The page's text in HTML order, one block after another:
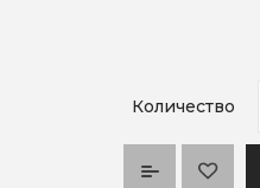
Количество